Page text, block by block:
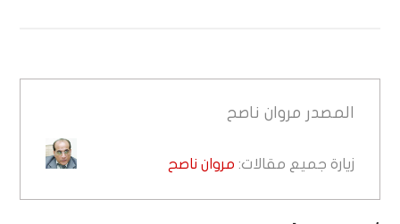
المصدر مروان ناصح
زيارة جميع مقالات: مروان ناصح